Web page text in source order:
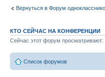
Вернуться в Форум
КТО СЕЙЧАС НА КОНФЕРЕНЦИИ
Сейчас этот форум просматривают:
Список форумов